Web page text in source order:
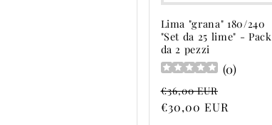
n
Lima "grana" 180/240
"Set da 25 lime" - Pack
da 2 pezzi
(0)
Prezzo
di
€36,00 EUR
scontato
€30,00 EUR